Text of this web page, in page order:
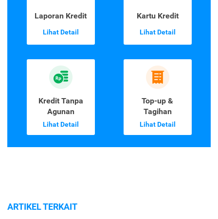
Laporan Kredit
Lihat Detail
Kartu Kredit
Lihat Detail
Kredit Tanpa
Agunan
Lihat Detail
Top-up &
Tagihan
Lihat Detail
ARTIKEL TERKAIT